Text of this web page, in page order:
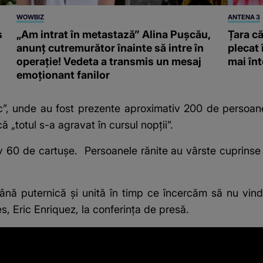
WOWBIZ
„Am intrat în metastază” Alina Pușcău,
anunț cutremurător înainte să intre în
operație! Vedeta a transmis un mesaj
emoționant fanilor
ANTENA 3
Țara
plecat
mai
unde au fost prezente aproximativ 200 de
„totul s-a agravat în cursul nopții”.
de cartușe. Persoanele rănite au vârste
puternică și unită în timp ce încercăm să nu
Eric Enriquez, la conferința de presă.